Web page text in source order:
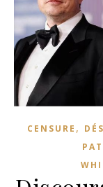
CENSURE ,